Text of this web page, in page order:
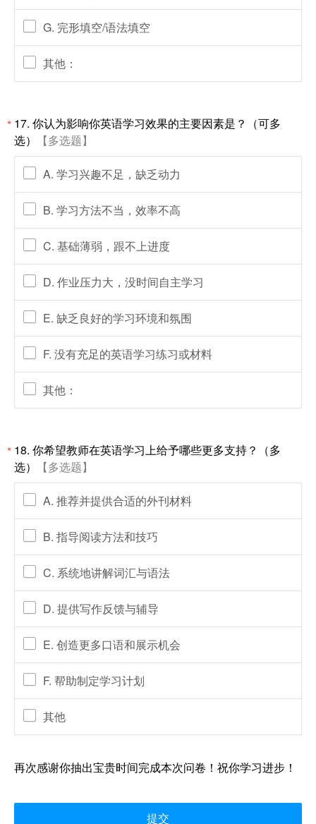
G. 完形填空/语法填空
其他：
* 17. 你认为影响你英语学习效果的主要因素是？（可多
选）
【多选题】
A. 学习兴趣不足，缺乏动力
B. 学习方法不当，效率不高
C. 基础薄弱，跟不上进度
D. 作业压力大，没时间自主学习
E. 缺乏良好的学习环境和氛围
F. 没有充足的英语学习练习或材料
其他：
* 18. 你希望教师在英语学习上给予哪些更多支持？（多
选）
【多选题】
A. 推荐并提供合适的外刊材料
B. 指导阅读方法和技巧
C. 系统地讲解词汇与语法
D. 提供写作反馈与辅导
E. 创造更多口语和展示机会
F. 帮助制定学习计划
其他
再次感谢你抽出宝贵时间完成本次问卷！祝你学习进步！
提交